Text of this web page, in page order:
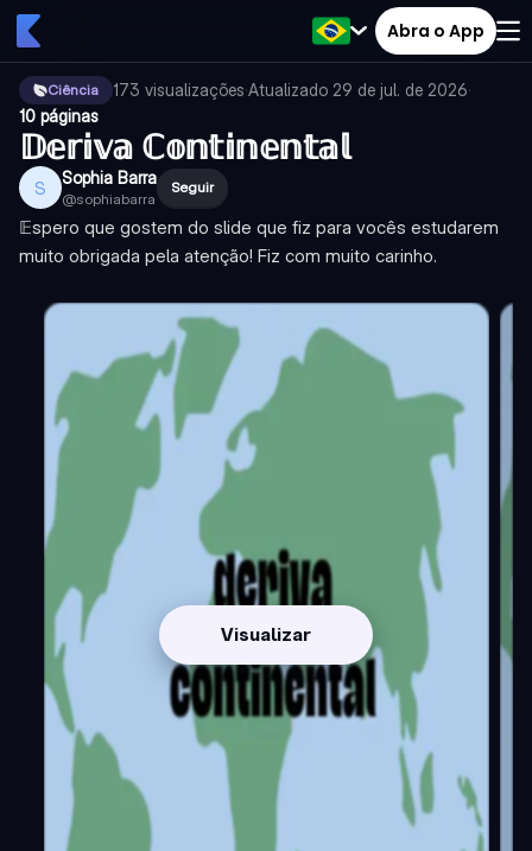
Abra o App
Ciência 173 visualizações·Atualizado 29 de jul. de 2026·
10 páginas
𝔻𝕖𝕣𝕚𝕧𝕒 ℂ𝕠𝕟𝕥𝕚𝕟𝕖𝕟𝕥𝕒𝕝
S Sophia Barra
@sophiabarra
Seguir
𝔼spero que gostem do slide que fiz para vocês estudarem
muito obrigada pela atenção! Fiz com muito carinho.
Visualizar